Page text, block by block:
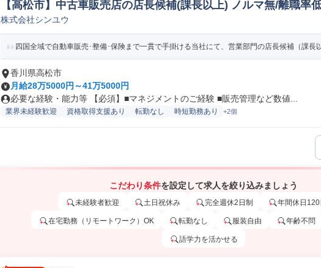
【高松市】中古車販売店の店長候補(課長以上) ノルマ無/離職率
車/輸送機器個人営業
株式会社シンユウ
四国全域で自動車販売･整備･保険まで一貫で手掛ける当社にて、営業部門の店長候補（課長
香川県高松市
月給28万5000円～41万5000円
必要な経験・能力等 【必須】■マネジメントのご経験 ■販売管理など数値...
業界未経験歓迎 資格取得支援あり 転勤なし 時短勤務あり +2個
こだわり条件を設定して求人を絞り込みましょう
未経験者歓迎 土日祝休み 完全週休2日制 年間休日
在宅勤務（リモートワーク）OK 転勤なし 服装自由 年齢不問
語学力を活かせる